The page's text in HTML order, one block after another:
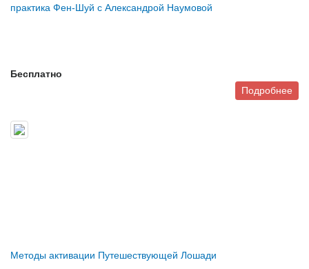
практика Фен-Шуй с Александрой Наумовой
Бесплатно
Подробнее
Методы активации Путешествующей Лошади